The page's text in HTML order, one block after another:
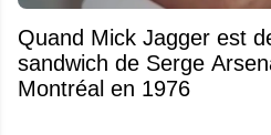
Quand Mick Jagger est
sandwich de Serge
Montréal en 1976